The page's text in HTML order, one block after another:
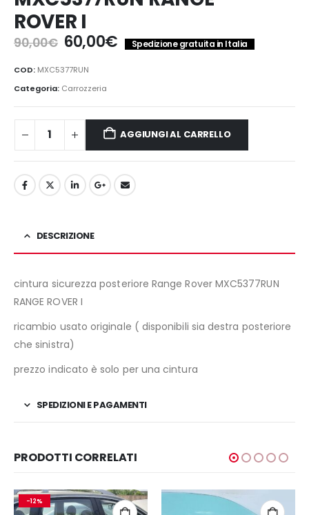
ROVER I
90,00€ Il
prezzo
originale
era:
90,00€.
60,00€Il
prezzo
60,00€.
Spedizione gratuita in Italia
COD: MXC5377RUN
Categoria: Carrozzeria
AGGIUNGI AL CARRELLO
DESCRIZIONE
cintura sicurezza posteriore Range Rover MXC5377RUN
RANGE ROVER I
ricambio usato originale ( disponibili sia destra posteriore
che sinistra)
prezzo indicato è solo per una cintura
SPEDIZIONI E PAGAMENTI
PRODOTTI CORRELATI
-12%